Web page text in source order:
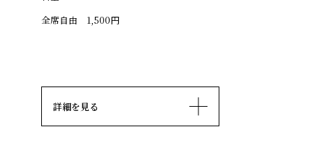
全席自由 1,500円
詳細を見る